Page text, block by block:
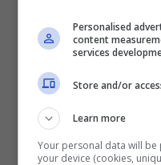
sorpresa)
Già nel corso
direttore sportivo
cui il divorzio da
Sul taccuino del
Personalised
content
services
Store and/or
Learn more
Your personal data will
your device (cookies,